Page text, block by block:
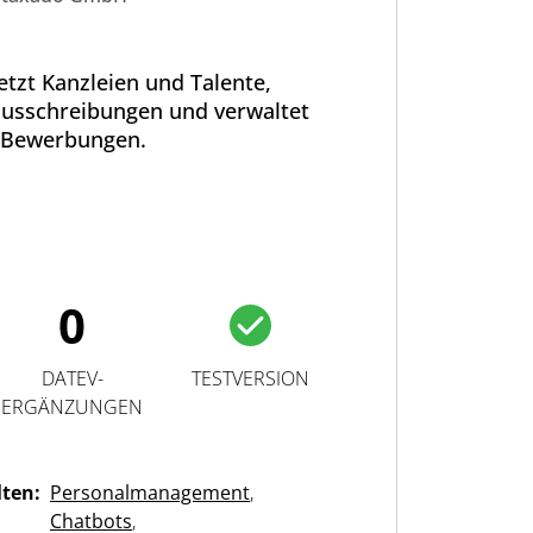
Kanzleien und Talente,
und verwaltet
Bewerbungen.
0
DATEV-
ERGÄNZUNGEN
TESTVERSION
Personalmanagement,
Chatbots,